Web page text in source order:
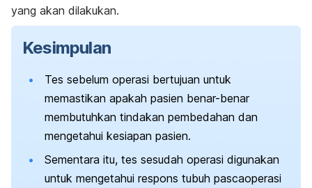
yang akan dilakukan.
Kesimpulan
Tes sebelum operasi bertujuan untuk
memastikan apakah pasien benar-benar
membutuhkan tindakan pembedahan dan
mengetahui kesiapan pasien.
Sementara itu, tes sesudah operasi digunakan
untuk mengetahui respons tubuh pascaoperasi